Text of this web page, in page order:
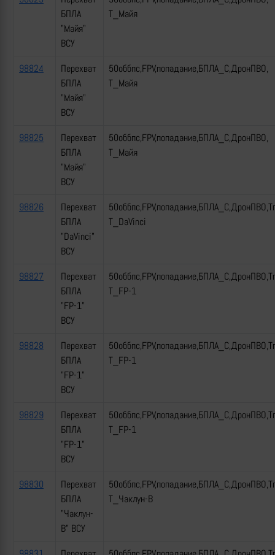
БПЛА
"Майя"
ВСУ
Т_Майя
98824
Перехват
БПЛА
"Майя"
ВСУ
50оббпс,FPV,попадание,БПЛА_С,ДронПВО,
Т_Майя
98825
Перехват
БПЛА
"Майя"
ВСУ
50оббпс,FPV,попадание,БПЛА_С,ДронПВО,
Т_Майя
98826
Перехват
БПЛА
"DaVinci"
ВСУ
Т_DaVinci
98827
Перехват
БПЛА
"FP-1"
ВСУ
Т_FP-1
98828
Перехват
БПЛА
"FP-1"
ВСУ
Т_FP-1
98829
Перехват
БПЛА
"FP-1"
ВСУ
Т_FP-1
98830
Перехват
БПЛА
"Чаклун-
В" ВСУ
Т_Чаклун-В